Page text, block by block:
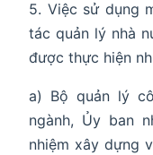
5. Việc sử dụng
tác quản lý nhà
được thực hiện
a) Bộ quản lý
ngành, Ủy ban
nhiệm xây dựng